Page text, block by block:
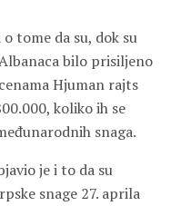
tome da su, dok su
bilo prisiljeno
Hjuman rajts
koliko ih se
snaga.
je i to da su
snage 27. aprila